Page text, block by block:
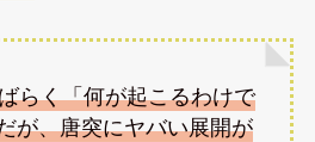
らく「何が起こるわけで
が、唐突にヤバい展開が